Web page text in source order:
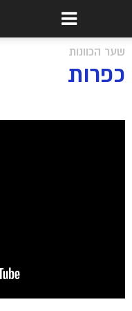
שער הכוונות
כפרות